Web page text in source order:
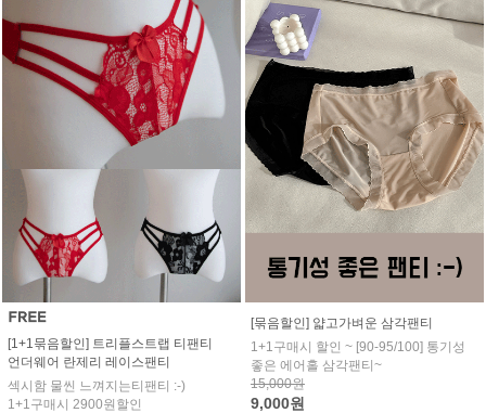
[1+1묶음할인] 트리플스트랩 티팬티
언더웨어 란제리 레이스팬티
섹시함 물씬 느껴지는티팬티 :-)
1+1구매시 2900원할인
[묶음할인] 얇고가벼운 삼각팬티
1+1구매시 할인 ~ [90-95/100] 통기성
좋은 에어홀 삼각팬티~
15,000원
9,000원